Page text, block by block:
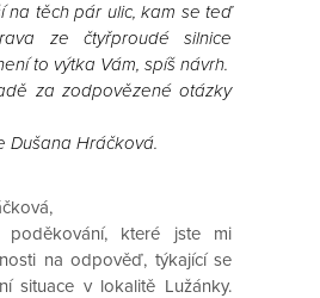
na těch pár ulic, kam se teď
ze čtyřproudé silnice
to výtka Vám, spíš návrh.
za zodpovězené otázky
Dušana Hráčková.
které jste mi
na odpověď, týkající se
situace v lokalitě Lužánky.